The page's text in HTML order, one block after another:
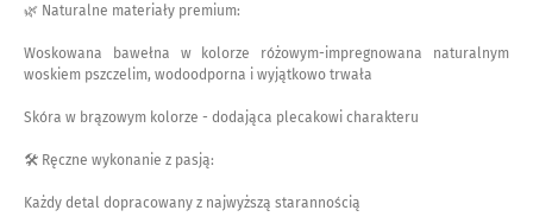
🌿 Naturalne materiały premium:
Woskowana bawełna w kolorze różowym-impregnowana naturalnym
woskiem pszczelim, wodoodporna i wyjątkowo trwała
Skóra w brązowym kolorze - dodająca plecakowi charakteru
🛠 Ręczne wykonanie z pasją:
Każdy detal dopracowany z najwyższą starannością